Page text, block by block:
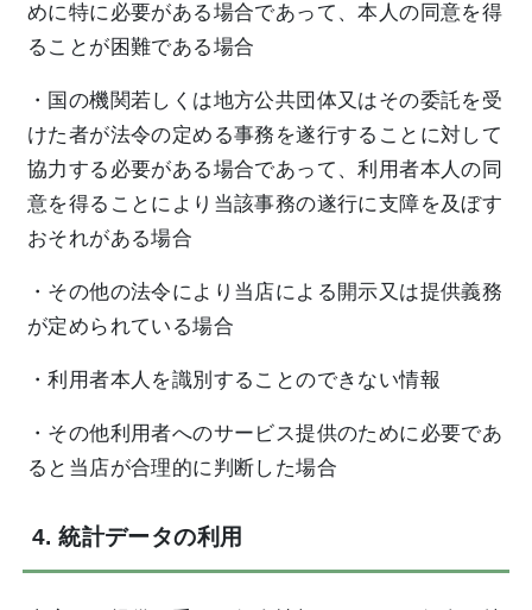
めに特に必要がある場合であって、本人の同意を得
ることが困難である場合
・国の機関若しくは地方公共団体又はその委託を受
けた者が法令の定める事務を遂行することに対して
協力する必要がある場合であって、利用者本人の同
意を得ることにより当該事務の遂行に支障を及ぼす
おそれがある場合
・その他の法令により当店による開示又は提供義務
が定められている場合
・利用者本人を識別することのできない情報
・その他利用者へのサービス提供のために必要であ
ると当店が合理的に判断した場合
4. 統計データの利用